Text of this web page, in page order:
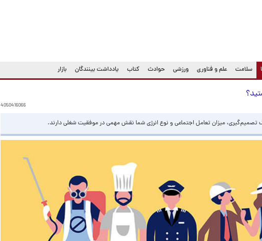
(current) سلامت علم و فناوری ورزشی حوادث کتاب یادداشت بینندگان بازار
4050416066
میزان تعامل اجتماعی و نوع انرژی شما نقش مهمی در موفقیت شغلی دارند.